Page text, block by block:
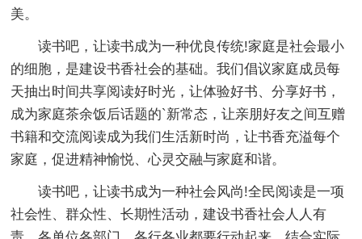
美。
读书吧，让读书成为一种优良传统!家庭是社会最小
的细胞，是建设书香社会的基础。我们倡议家庭成员每
天抽出时间共享阅读好时光，让体验好书、分享好书，
成为家庭茶余饭后话题的`新常态，让亲朋好友之间互赠
书籍和交流阅读成为我们生活新时尚，让书香充溢每个
家庭，促进精神愉悦、心灵交融与家庭和谐。
读书吧，让读书成为一种社会风尚!全民阅读是一项
社会性、群众性、长期性活动，建设书香社会人人有